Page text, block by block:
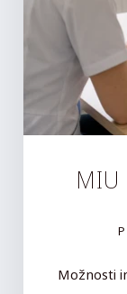
Možnosti